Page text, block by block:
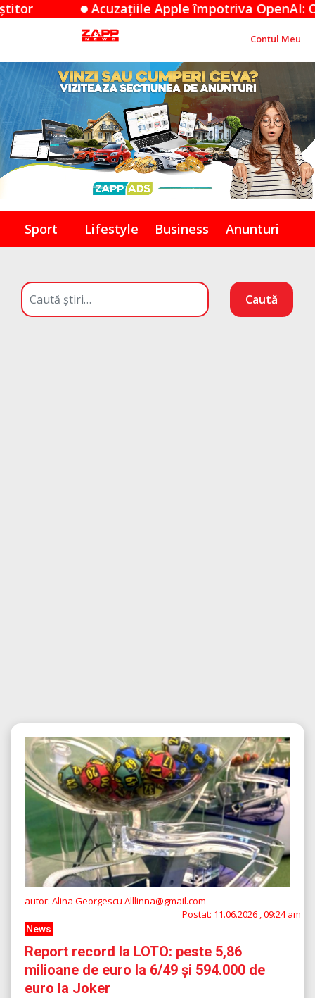
împotriva OpenAI: O dispută de secrete
Contul Meu
Sport Lifestyle Business Anunturi
Caută
autor: Alina Georgescu Alllinna@gmail.com
Postat: 11.06.2026 , 09:24 am
News
Report record la LOTO: peste 5,86
milioane de euro la 6/49 și 594.000 de
euro la Joker